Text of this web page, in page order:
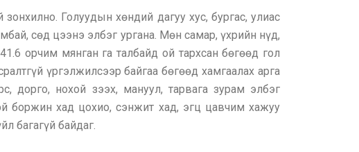
Голуудын хөндий дагуу хус, бургас, улиас
сөд цээнэ элбэг ургана. Мөн самар, үхрийн нүд,
орчим мянган га талбайд ой тархсан бөгөөд гол
үргэлжилсээр байгаа бөгөөд хамгаалах арга
дорго, нохой зээх, мануул, тарвага зурам элбэг
боржин хад цохио, сэнжит хад, эгц цавчим хажуу
багагүй байдаг.